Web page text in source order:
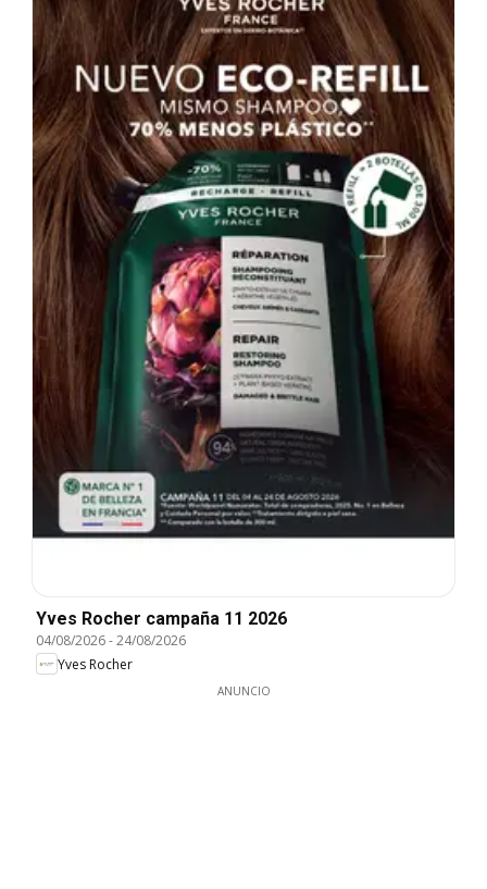
Yves Rocher campaña 11 2026
04/08/2026-24/08/2026
Yves Rocher
ANUNCIO